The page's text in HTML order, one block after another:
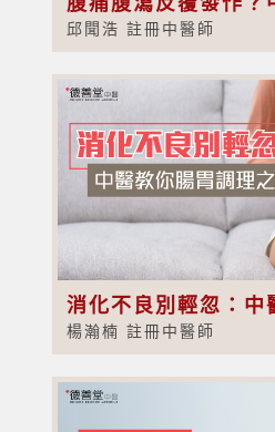
邱聞浩 註冊中醫師
楊瀚楠 註冊中醫師